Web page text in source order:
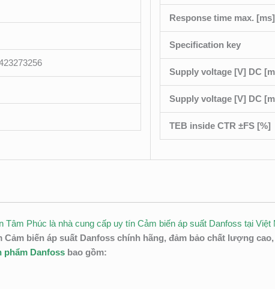
Response time max. [ms]
Specification key
Supply voltage [V] DC
Supply voltage [V] DC
TEB inside CTR ±FS [%]
Tâm Phúc là nhà cung cấp uy tín Cảm biến áp suất Danfoss tại Việt
Cảm biến áp suất Danfoss chính hãng, đảm bảo chất lượng
phẩm Danfoss bao gồm: